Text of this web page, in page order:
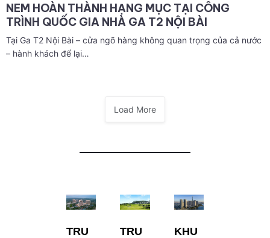
NEM HOÀN THÀNH HẠNG MỤC TẠI CÔNG
TRÌNH QUỐC GIA NHÀ GA T2 NỘI BÀI
Tại Ga T2 Nội Bài – cửa ngõ hàng không quan trọng của cả nước
– hành khách để lại…
Load More
TRU
TRU
KHU